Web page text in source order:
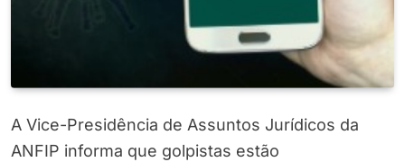
A Vice-Presidência de Assuntos Jurídicos da
ANFIP informa que golpistas estão